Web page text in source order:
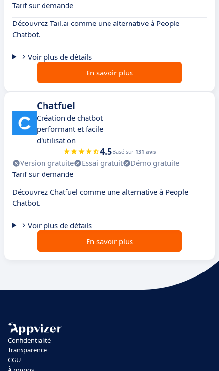
Tarif sur demande
Découvrez Tail.ai comme une alternative à People
Chatbot.
Voir plus de détails
En savoir plus
Chatfuel
Création de chatbot
performant et facile
d'utilisation
4.5Basé sur 131 avis
Version gratuite Essai gratuit
Démo gratuite
Tarif sur demande
Découvrez Chatfuel comme une alternative à People
Chatbot.
Voir plus de détails
En savoir plus
Confidentialité
Transparence
CGU